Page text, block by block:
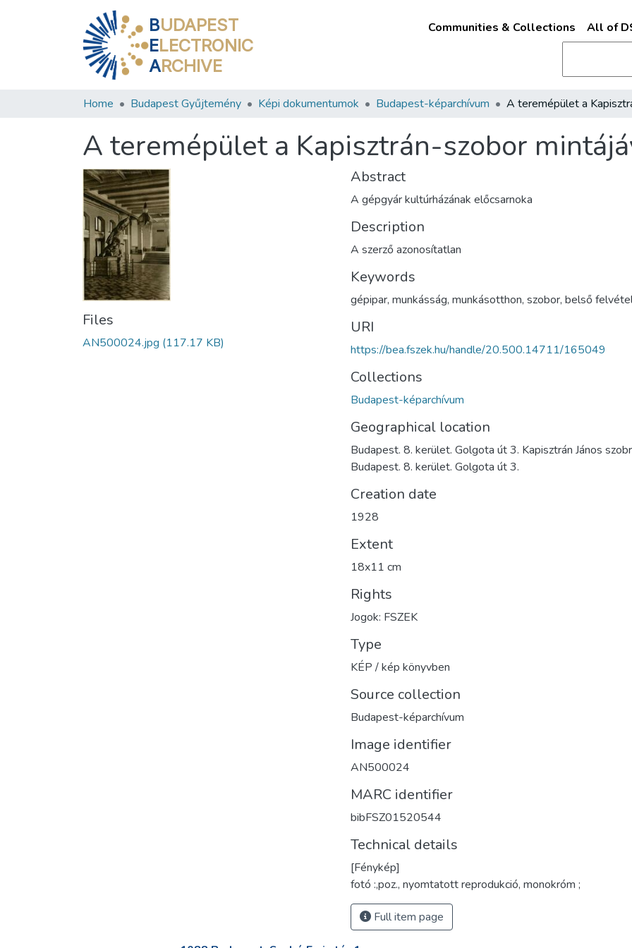
BUDAPEST
ELECTRONIC
ARCHIVE
Communities & Collections All of
Home Budapest Gyűjtemény Képi dokumentumok Budapest-képarchívum
A teremépület a Kapisztrán-szobor
Files
AN500024.jpg (117.17 KB)
Abstract
A gépgyár kultúrházának előcsarnoka
Description
A szerző azonosítatlan
Keywords
gépipar, munkásság, munkásotthon, szobor, belső
URI
https://bea.fszek.hu/handle/20.500.14711/165049
Collections
Budapest-képarchívum
Geographical location
Budapest. 8. kerület. Golgota út 3. Kapisztrán János
Budapest. 8. kerület. Golgota út 3.
Creation date
1928
Extent
18x11 cm
Rights
Jogok: FSZEK
Type
KÉP / kép könyvben
Source collection
Budapest-képarchívum
Image identifier
AN500024
MARC identifier
bibFSZ01520544
Technical details
[Fénykép]
fotó :,poz., nyomtatott reprodukció, monokróm ;
Full item page